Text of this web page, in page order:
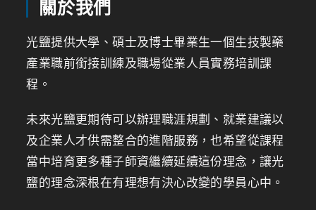
關於我們
光鹽提供大學、碩士及博士畢業生一個生技製藥
產業職前銜接訓練及職場從業人員實務培訓課
程。
未來光鹽更期待可以辦理職涯規劃、就業建議以
及企業人才供需整合的進階服務，也希望從課程
當中培育更多種子師資繼續延續這份理念，讓光
鹽的理念深根在有理想有決心改變的學員心中。